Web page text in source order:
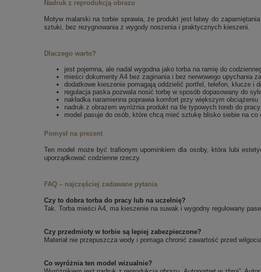
Nadruk z reprodukcją obrazu
Motyw malarski na torbie sprawia, że produkt jest łatwy do
sztuki, bez rezygnowania z wygody noszenia i praktycznych kieszeni.
Dlaczego warto?
jest pojemna, ale nadal wygodna jako torba na ramię do
mieści dokumenty A4 bez zaginania i bez nerwowego upychania
dodatkowe kieszenie pomagają oddzielić portfel, telefon, klucze i
regulacja paska pozwala nosić torbę w sposób dopasowany do
nakładka naramienna poprawia komfort przy większym obciążeniu
nadruk z obrazem wyróżnia produkt na tle typowych toreb do pracy
model pasuje do osób, które chcą mieć sztukę blisko siebie na co
Pomysł na prezent
Ten model może być trafionym upominkiem dla osoby, która lubi
uporządkować codzienne rzeczy.
FAQ – najczęściej zadawane pytania
Czy to dobra torba do pracy lub na uczelnię?
Tak. Torba mieści A4, ma kieszenie na suwak i wygodny regulowany
Czy przedmioty w torbie są lepiej zabezpieczone?
Materiał nie przepuszcza wody i pomaga chronić zawartość przed
Co wyróżnia ten model wizualnie?